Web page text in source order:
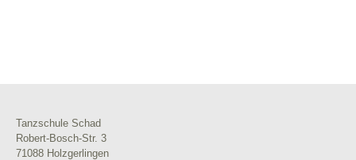
Tanzschule Schad
Robert-Bosch-Str. 3
71088 Holzgerlingen